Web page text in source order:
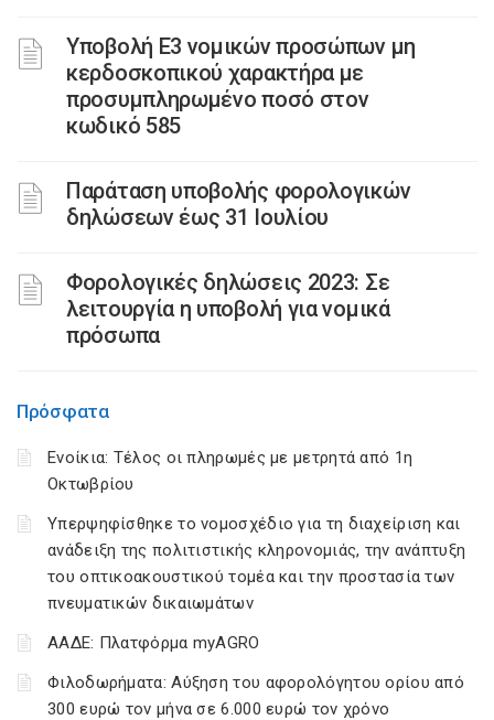
Υποβολή Ε3 νομικών προσώπων μη
κερδοσκοπικού χαρακτήρα με
προσυμπληρωμένο ποσό στον
κωδικό 585
Παράταση υποβολής φορολογικών
δηλώσεων έως 31 Ιουλίου
Φορολογικές δηλώσεις 2023: Σε
λειτουργία η υποβολή για νομικά
πρόσωπα
Πρόσφατα
Ενοίκια: Τέλος οι πληρωμές με μετρητά από 1η
Οκτωβρίου
Υπερψηφίσθηκε το νομοσχέδιο για τη διαχείριση και
ανάδειξη της πολιτιστικής κληρονομιάς, την ανάπτυξη
του οπτικοακουστικού τομέα και την προστασία των
πνευματικών δικαιωμάτων
ΑΑΔΕ: Πλατφόρμα myAGRO
Φιλοδωρήματα: Αύξηση του αφορολόγητου ορίου από
300 ευρώ τον μήνα σε 6.000 ευρώ τον χρόνο